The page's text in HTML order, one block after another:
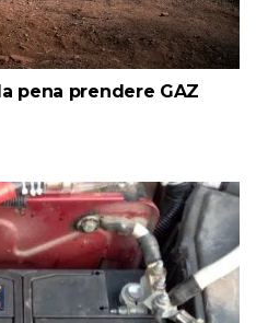
pena prendere GAZ